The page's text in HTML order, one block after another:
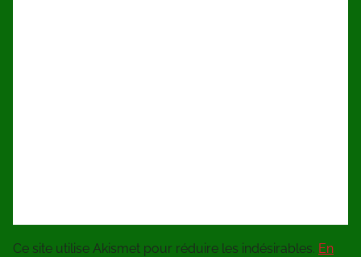
Ce site utilise Akismet pour réduire les indésirables. En